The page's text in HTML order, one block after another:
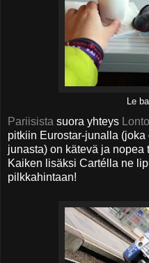
Le
Pariisista suora yhteys
pitkiin Eurostar-junalla
junasta) on kätevä ja nopea
Kaiken lisäksi Cartélla ne
pilkkahintaan!